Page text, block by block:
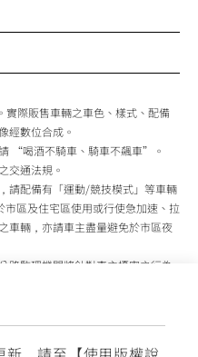
實際販售車輛之車色、樣式、配備
經數位合成。
“喝酒不騎車、騎車不飆車”。
交通法規。
請配備有「運動/競技模式」等車輛
區及住宅區使用或行使急加速、拉
車輛，亦請車主盡量避免於市區夜
路監理機關將針對車主擾寧之行為